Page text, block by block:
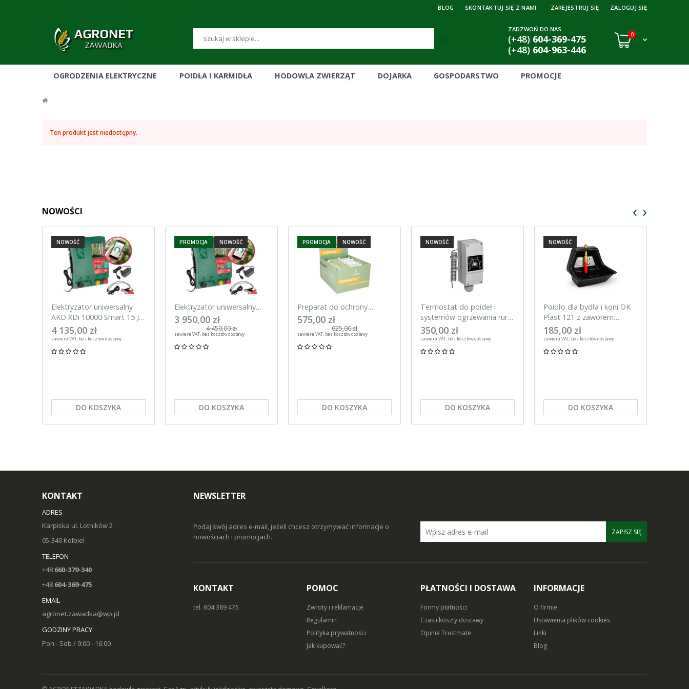
ZAREJESTRUJ SIĘ ZALOGUJ SIĘ
BLOG SKONTAKTUJ SIĘ Z NAMI
ZADZWOŃ DO NAS
(+48)604-369-475
(+48) 604-963-446
0
OGRODZENIA ELEKTRYCZNE POIDŁA I KARMIDŁA HODOWLA ZWIERZĄT DOJARKA GOSPODARSTWO PROMOCJE
Ten produkt jest niedostępny.
NOWOŚCI
Elektryzator uniwersalny
AKO XDi 10000 Smart 15 J
Aplikacja na telefon
4 135,00 zł
zawiera VAT, bez kosztów dostawy
DO KOSZYKA
NOWOŚĆ
Elektryzator uniwersalny
AKO XDi 15000 Smart 20 J
Aplikacja na telefon
3 950,00 zł
4 450,00 zł
zawiera VAT, bez kosztów dostawy
DO KOSZYKA
PROMOCJA NOWOŚĆ
Preparat do ochrony
wymienia w okresie laktacji
DuoMast C, Canagri 30
sztuk
575,00 zł
625,00 zł
zawiera VAT, bez kosztów dostawy
DO KOSZYKA
PROMOCJA NOWOŚĆ
Termostat do poideł i
systemów ogrzewania rur,
Kerbl
350,00 zł
zawiera VAT, bez kosztów dostawy
DO KOSZYKA
NOWOŚĆ
Poidło dla bydła i koni OK
Plast 121 z zaworem
rurowym 3l
185,00 zł
zawiera VAT, bez kosztów dostawy
DO KOSZYKA
NOWOŚĆ
‹ ›
KONTAKT
ADRES
Karpiska ul. Lotników 2
05-340 Kołbiel
TELEFON
+48 660-379-340
+48 604-369-475
EMAIL
agronet.zawadka@wp.pl
GODZINY PRACY
Pon - Sob / 9:00 - 16:00
NEWSLETTER
Podaj swój adres e-mail, jeżeli chcesz otrzymywać informacje o
nowościach i promocjach.
ZAPISZ SIĘ
KONTAKT
tel. 604 369 475
POMOC
Zwroty i reklamacje
Regulamin
Polityka prywatności
Jak kupować?
PŁATNOŚCI I DOSTAWA
Formy płatności
Czas i koszty dostawy
Opinie Trustmate
INFORMACJE
O firmie
Ustawienia plików cookies
Linki
Blog